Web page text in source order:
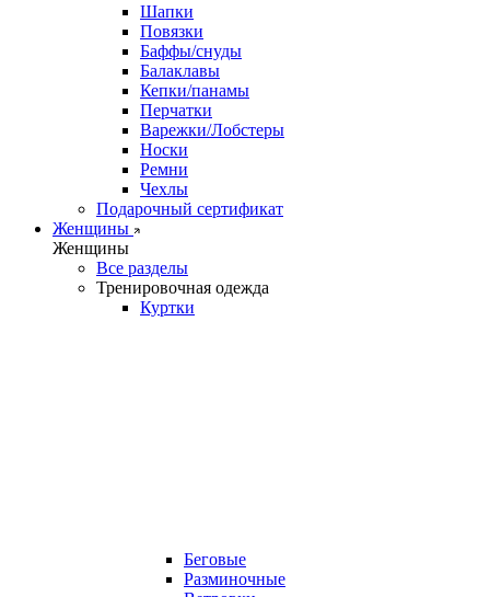
Шапки
Повязки
Баффы/снуды
Балаклавы
Кепки/панамы
Перчатки
Варежки/Лобстеры
Носки
Ремни
Чехлы
Подарочный сертификат
Женщины
Женщины
Все разделы
Тренировочная одежда
Куртки
Беговые
Разминочные